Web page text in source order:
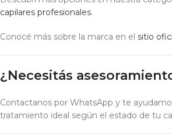
capilares profesionales.
Conocé más sobre la marca en el sitio
¿Necesitás
Contactanos por WhatsApp y te
tratamiento ideal según el estado de tu